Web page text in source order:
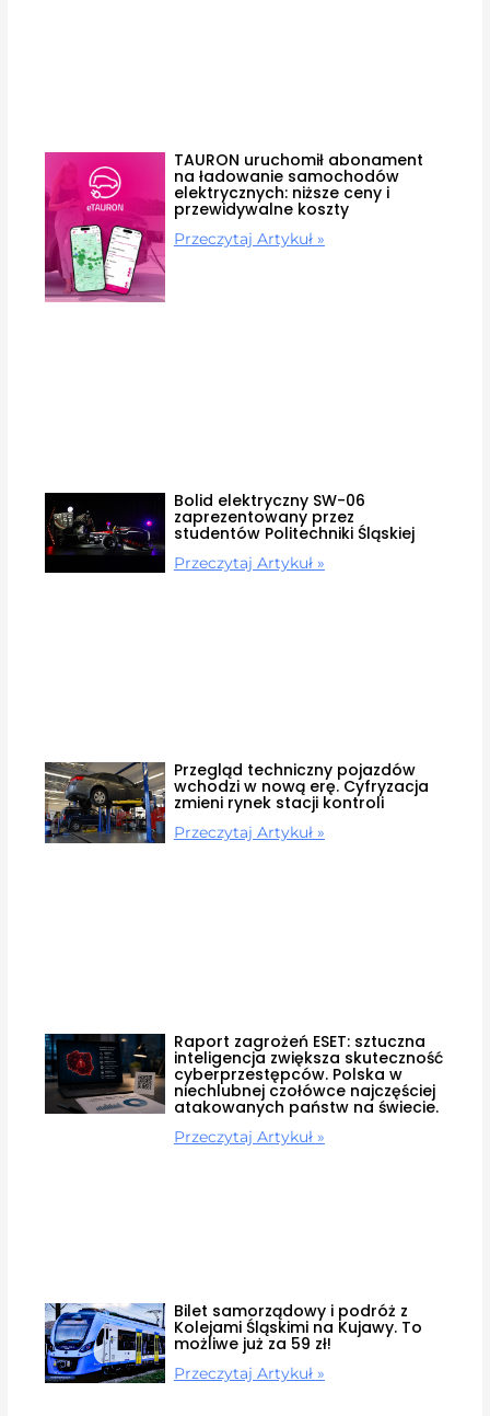
TAURON uruchomił abonament
na ładowanie samochodów
elektrycznych: niższe ceny i
przewidywalne koszty
Przeczytaj Artykuł »
Bolid elektryczny SW-06
zaprezentowany przez
studentów Politechniki Śląskiej
Przeczytaj Artykuł »
Przegląd techniczny pojazdów
wchodzi w nową erę. Cyfryzacja
zmieni rynek stacji kontroli
Przeczytaj Artykuł »
Raport zagrożeń ESET: sztuczna
inteligencja zwiększa skuteczność
cyberprzestępców. Polska w
niechlubnej czołówce najczęściej
atakowanych państw na świecie.
Przeczytaj Artykuł »
Bilet samorządowy i podróż z
Kolejami Śląskimi na Kujawy. To
możliwe już za 59 zł!
Przeczytaj Artykuł »